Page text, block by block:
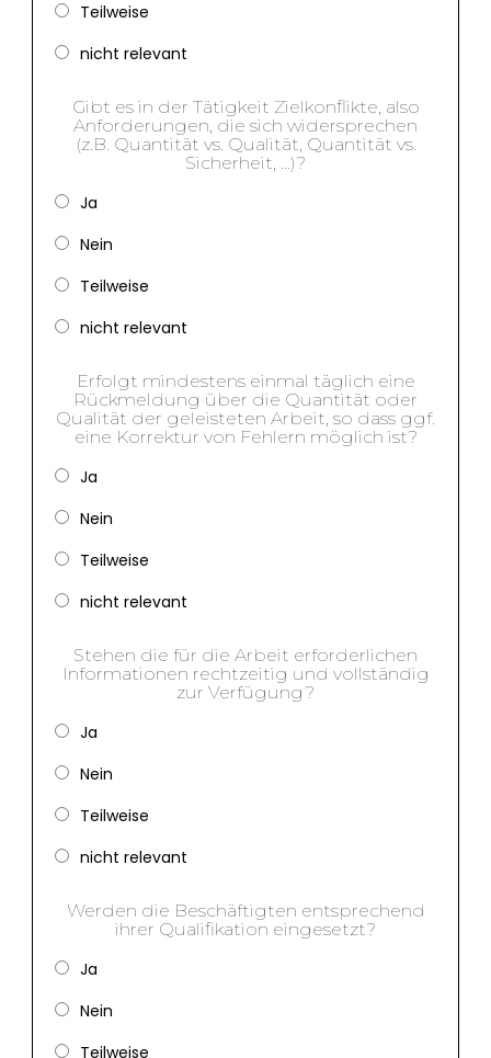
Teilweise
nicht relevant
Gibt es in der Tätigkeit Zielkonflikte, also
Anforderungen, die sich widersprechen
(z.B. Quantität vs. Qualität, Quantität vs.
Sicherheit, …)?
Ja
Nein
Teilweise
nicht relevant
Erfolgt mindestens einmal täglich eine
Rückmeldung über die Quantität oder
Qualität der geleisteten Arbeit, so dass ggf.
eine Korrektur von Fehlern möglich ist?
Ja
Nein
Teilweise
nicht relevant
Stehen die für die Arbeit erforderlichen
Informationen rechtzeitig und vollständig
zur Verfügung?
Ja
Nein
Teilweise
nicht relevant
Werden die Beschäftigten entsprechend
ihrer Qualifikation eingesetzt?
Ja
Nein
Teilweise